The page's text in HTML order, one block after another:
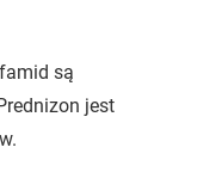
są
jest